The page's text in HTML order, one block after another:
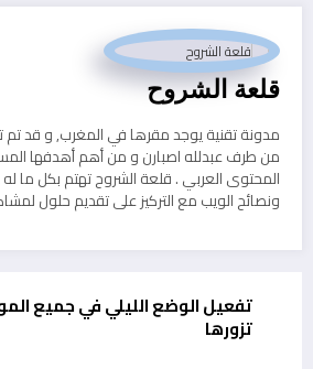
قلعة الشروح
من طرف عبدلله اصبارن و من أهم أهدفها
المحتوى العربي . قلعة الشروح تهتم بكل ما
ونصائح الويب مع التركيز على تقديم حلول
تفعيل الوضع الليلي في جميع
تزورها